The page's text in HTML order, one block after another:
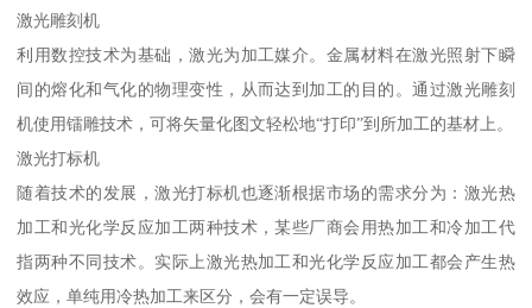
激光雕刻机
利用数控技术为基础，激光为加工媒介。金属材料在激光照射下瞬
间的熔化和气化的物理变性，从而达到加工的目的。通过激光雕刻
机使用镭雕技术，可将矢量化图文轻松地“打印”到所加工的基材上。
激光打标机
随着技术的发展，激光打标机也逐渐根据市场的需求分为：激光热
加工和光化学反应加工两种技术，某些厂商会用热加工和冷加工代
指两种不同技术。实际上激光热加工和光化学反应加工都会产生热
效应，单纯用冷热加工来区分，会有一定误导。